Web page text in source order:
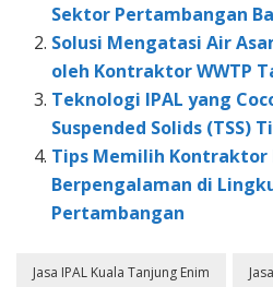
Sektor Pertambangan
Solusi Mengatasi Air
oleh Kontraktor WWTP
Teknologi IPAL yang
Suspended Solids (TSS)
Tips Memilih Kontraktor
Berpengalaman di
Pertambangan
Jasa IPAL Kuala Tanjung Enim